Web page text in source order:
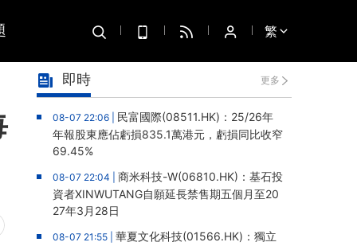
繁
即時 更多
08-07 22:06 | 民富國際(08511.HK)：25/26年
年報股東應佔虧損835.1萬港元，虧損同比收窄
69.45%
08-07 22:04 | 商米科技-W(06810.HK)：基石投
資者XINWUTANG自願延長禁售期五個月至20
27年3月28日
08-07 21:55 | 華夏文化科技(01566.HK)：獨立